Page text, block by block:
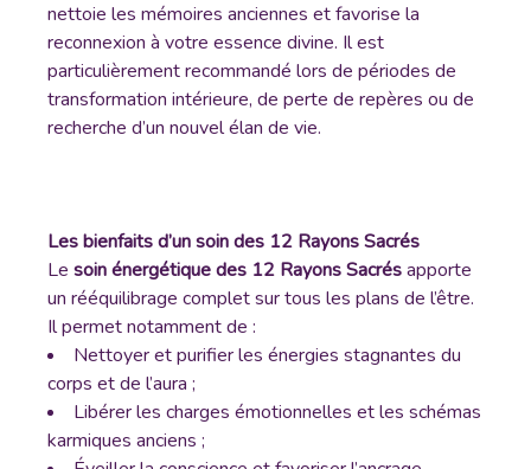
nettoie les mémoires anciennes et favorise la
reconnexion à votre essence divine. Il est
particulièrement recommandé lors de périodes de
transformation intérieure, de perte de repères ou de
recherche d’un nouvel élan de vie.
Les bienfaits d’un soin des 12 Rayons Sacrés
Le soin énergétique des 12 Rayons Sacrésapporte
un rééquilibrage complet sur tous les plans de l’être.
Il permet notamment de :
Nettoyer et purifier les énergies stagnantes du
corps et de l’aura ;
Libérer les charges émotionnelles et les schémas
karmiques anciens ;